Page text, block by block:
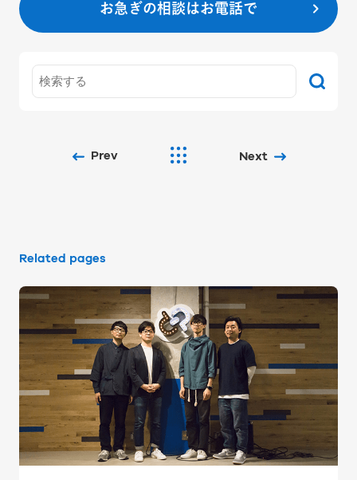
お急ぎの相談はお電話で
Prev Next
Related pages